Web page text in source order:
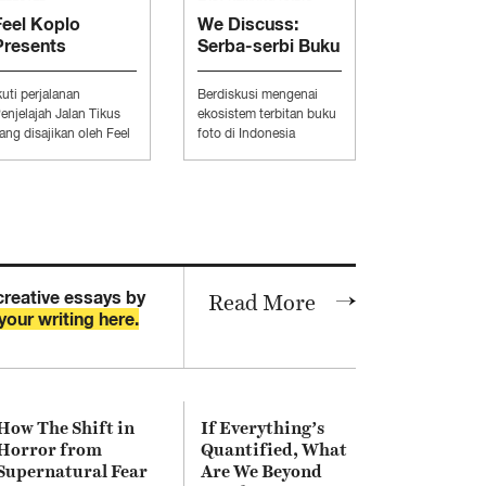
Koplo
Jalan
perjalanan
Jalan Tikus
disajikan oleh Feel
We Discuss:
Serba-serbi Buku
Foto Alternatif
Berdiskusi mengenai
ekosistem terbitan buku
foto di Indonesia
essays by
writing here.
Read More
The Shift in
from
Fear
If Everything’s
Quantified, What
Are We Beyond